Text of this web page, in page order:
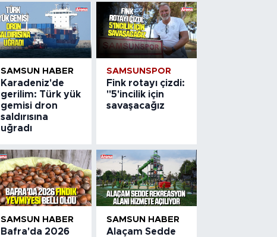
SAMSUN HABER
Karadeniz'de
gerilim: Türk yük
gemisi dron
saldırısına
uğradı
SAMSUNSPOR
Fink rotayı çizdi:
"5'incilik için
savaşacağız
SAMSUN HABER
Bafra'da 2026
SAMSUN HABER
Alaçam Sedde